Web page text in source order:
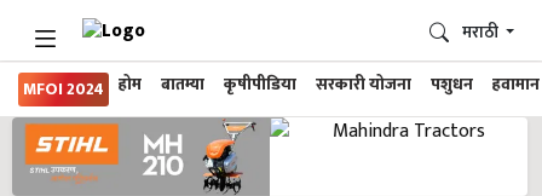
MFOI 2024 होम बातम्या कृषीपीडिया सरकारी योजना पशुधन हवामान
मराठी